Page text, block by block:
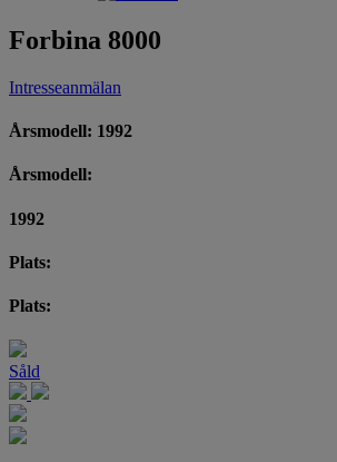
Forbina 8000
Intresseanmälan
Årsmodell: 1992
Årsmodell:
1992
Plats:
Plats:
Såld